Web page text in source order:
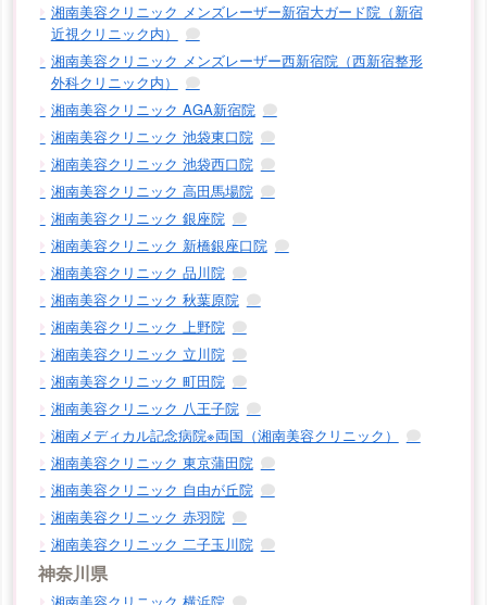
湘南美容クリニック メンズレーザー新宿大ガード院（新宿
近視クリニック内）
湘南美容クリニック メンズレーザー西新宿院（西新宿整形
外科クリニック内）
湘南美容クリニック AGA新宿院
湘南美容クリニック 池袋東口院
湘南美容クリニック 池袋西口院
湘南美容クリニック 高田馬場院
湘南美容クリニック 銀座院
湘南美容クリニック 新橋銀座口院
湘南美容クリニック 品川院
湘南美容クリニック 秋葉原院
湘南美容クリニック 上野院
湘南美容クリニック 立川院
湘南美容クリニック 町田院
湘南美容クリニック 八王子院
湘南メディカル記念病院※両国（湘南美容クリニック）
湘南美容クリニック 東京蒲田院
湘南美容クリニック 自由が丘院
湘南美容クリニック 赤羽院
湘南美容クリニック 二子玉川院
神奈川県